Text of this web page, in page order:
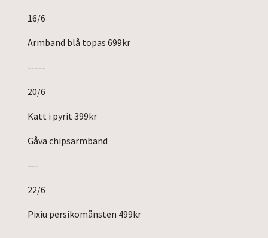
16/6
Armband blå topas 699kr
-----
20/6
Katt i pyrit 399kr
Gåva chipsarmband
—-
22/6
Pixiu persikomånsten 499kr